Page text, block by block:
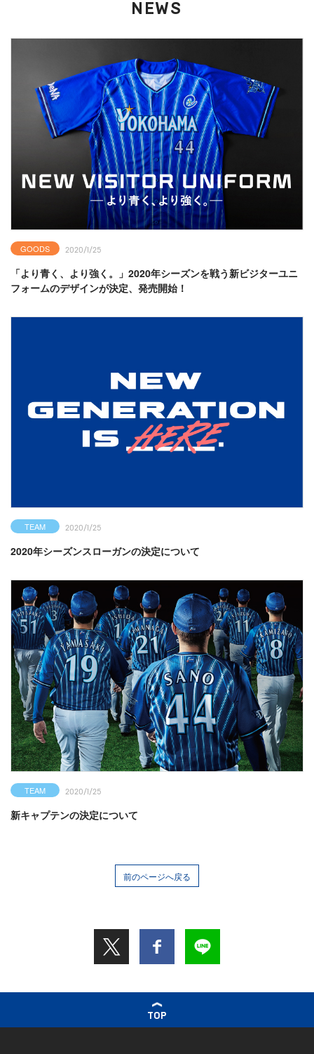
NEWS
GOODS 2020/1/25
「より青く、より強く。」2020年シーズンを戦う新ビジターユニ
フォームのデザインが決定、発売開始！
TEAM 2020/1/25
2020年シーズンスローガンの決定について
TEAM 2020/1/25
新キャプテンの決定について
前のページへ戻る
TOP